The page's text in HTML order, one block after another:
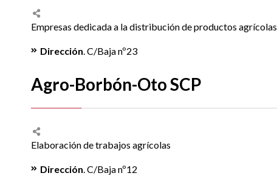
Empresas dedicada a la distribución de productos agrícolas
Dirección. C/Baja nº23
Agro-Borbón-Oto SCP
Elaboración de trabajos agrícolas
Dirección. C/Baja nº12